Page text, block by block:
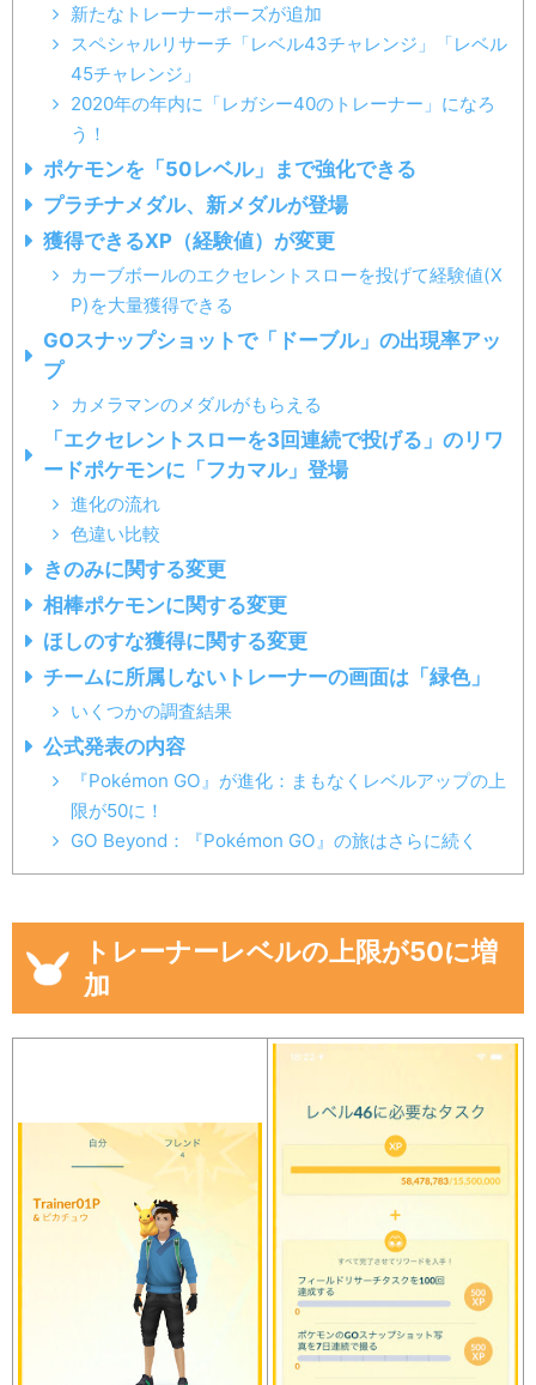
新たなトレーナーポーズが追加
スペシャルリサーチ「レベル43チャレンジ」「レベル
45チャレンジ」
2020年の年内に「レガシー40のトレーナー」になろ
う！
ポケモンを「50レベル」まで強化できる
プラチナメダル、新メダルが登場
獲得できるXP（経験値）が変更
カーブボールのエクセレントスローを投げて経験値(X
P)を大量獲得できる
GOスナップショットで「ドーブル」の出現率アッ
プ
カメラマンのメダルがもらえる
「エクセレントスローを3回連続で投げる」のリワ
ードポケモンに「フカマル」登場
進化の流れ
色違い比較
きのみに関する変更
相棒ポケモンに関する変更
ほしのすな獲得に関する変更
チームに所属しないトレーナーの画面は「緑色」
いくつかの調査結果
公式発表の内容
『Pokémon GO』が進化：まもなくレベルアップの上
限が50に！
GO Beyond：『Pokémon GO』の旅はさらに続く
トレーナーレベルの上限が50に増
加